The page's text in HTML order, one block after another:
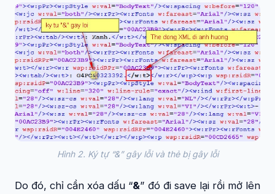
Hình 2. Ký tự “&” gây lỗi và thẻ bị gây lỗi
Do đó, chỉ cần xóa dấu “&” đó đi save lại rồi mở lên